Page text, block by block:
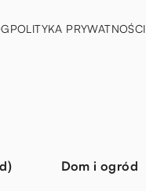
POLITYKA PRYWATNOŚCI
Dom i ogród